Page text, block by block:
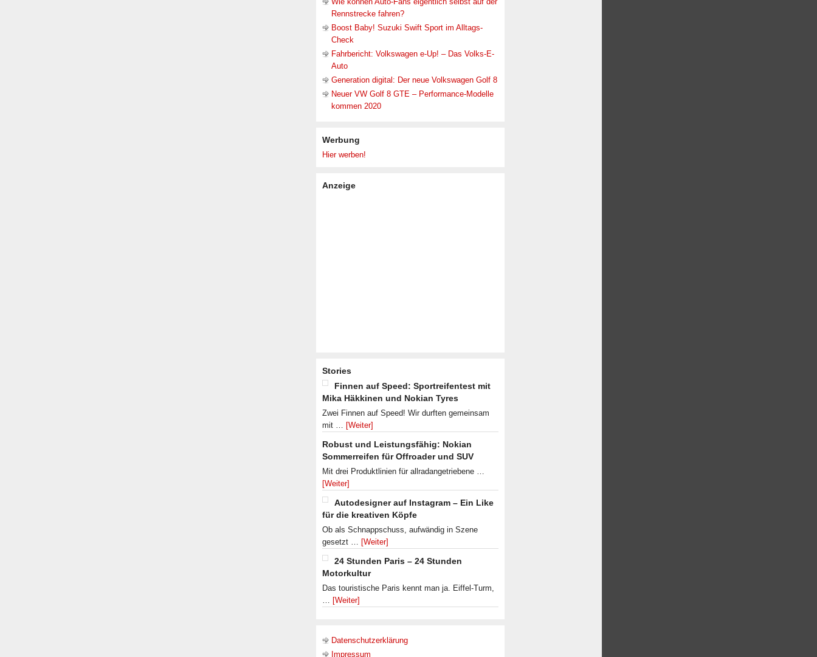
Rennstrecke fahren?
Boost Baby! Suzuki Swift Sport im Alltags-
Check
Fahrbericht: Volkswagen e-Up! – Das Volks-E-
Auto
Generation digital: Der neue Volkswagen Golf 8
Neuer VW Golf 8 GTE – Performance-Modelle
kommen 2020
Werbung
Hier werben!
Anzeige
Stories
Finnen auf Speed: Sportreifentest mit
Mika Häkkinen und Nokian Tyres
Zwei Finnen auf Speed! Wir durften gemeinsam
mit … [Weiter]
Robust und Leistungsfähig: Nokian
Sommerreifen für Offroader und SUV
Mit drei Produktlinien für allradangetriebene …
[Weiter]
Autodesigner auf Instagram – Ein Like
für die kreativen Köpfe
Ob als Schnappschuss, aufwändig in Szene
gesetzt … [Weiter]
24 Stunden Paris – 24 Stunden
Motorkultur
Das touristische Paris kennt man ja. Eiffel-Turm,
… [Weiter]
Datenschutzerklärung
Impressum